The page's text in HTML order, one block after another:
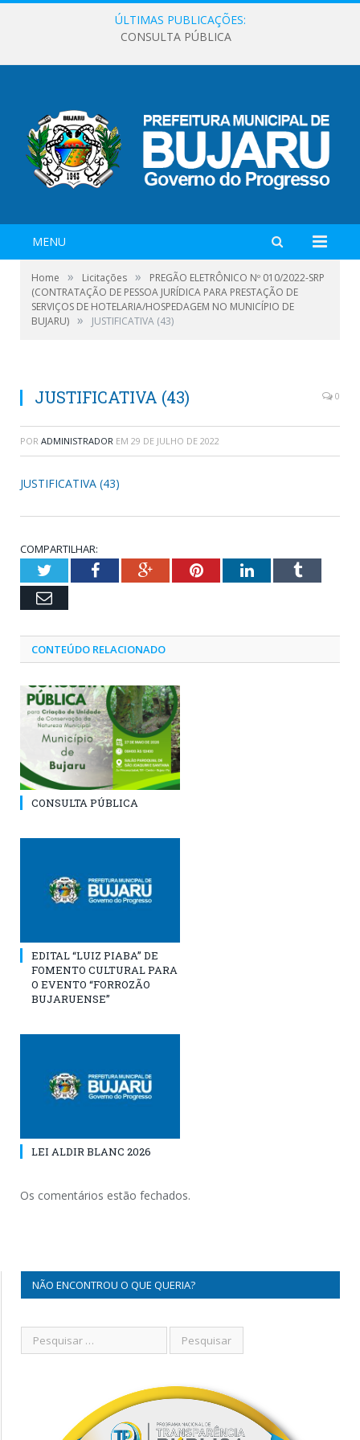
ÚLTIMAS PUBLICAÇÕES:
CONSULTA PÚBLICA
MENU
Home » Licitações »
PREGÃO ELETRÔNICO Nº 010/2022-SRP
(CONTRATAÇÃO DE PESSOA JURÍDICA PARA PRESTAÇÃO DE
SERVIÇOS DE HOTELARIA/HOSPEDAGEM NO MUNICÍPIO DE
BUJARU) » JUSTIFICATIVA (43)
JUSTIFICATIVA (43) 0
POR ADMINISTRADOR EM 29 DE JULHO DE 2022
JUSTIFICATIVA (43)
COMPARTILHAR:
TwitterFacebookGoogle+PinterestLinkedInTumblr
Email
CONTEÚDO RELACIONADO
CONSULTA PÚBLICA
EDITAL “LUIZ PIABA” DE
FOMENTO CULTURAL PARA
O EVENTO “FORROZÃO
BUJARUENSE”
LEI ALDIR BLANC 2026
Os comentários estão fechados.
NÃO ENCONTROU O QUE QUERIA?